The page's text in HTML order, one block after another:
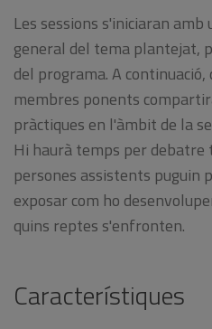
Les sessions s'iniciaran
general del tema plantejat,
del programa. A
membres ponents
pràctiques en l'àmbit de la
Hi haurà temps per debatre
persones assistents puguin
exposar com ho
quins reptes s'enfronten.
Característiques